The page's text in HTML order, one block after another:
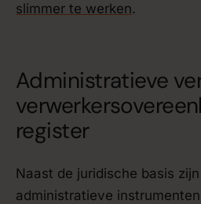
slimmer te werken.
Administratieve
register
Naast de juridische basis
administratieve